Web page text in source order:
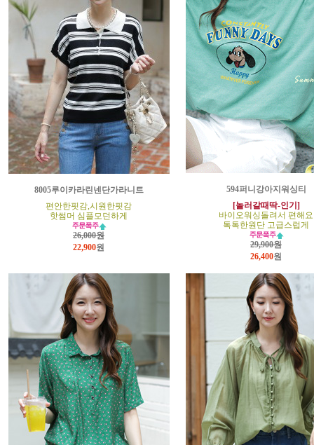
8005루이카라린넨단가라니트
편안한핏감,시원한핏감
핫썸머 심플모던하게
26,000원
22,900원
594퍼니강아지워싱티
[놀러갈때딱-인기]
바이오워싱돌려서 편해요
톡톡한원단 고급스럽게
29,900원
26,400원